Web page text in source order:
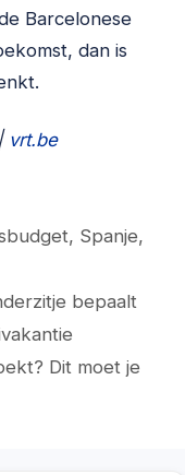
Barcelonese
dan is
vrt.be
, Spanje,
bepaalt
Dit moet je